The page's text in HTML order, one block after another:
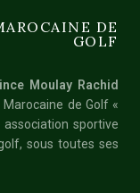
DE
GOLF
Moulay Rachid
de Golf «
association sportive
sous toutes ses